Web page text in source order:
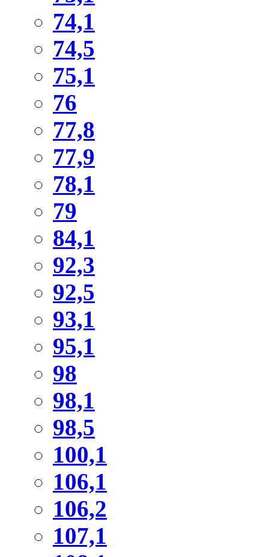
74,1
74,5
75,1
76
77,8
77,9
78,1
79
84,1
92,3
92,5
93,1
95,1
98
98,1
98,5
100,1
106,1
106,2
107,1